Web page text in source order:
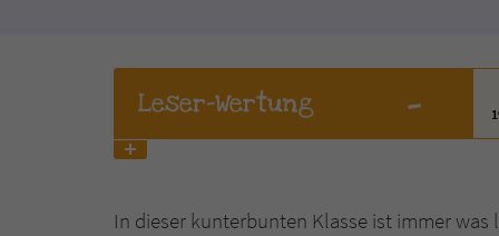
Leser-Wertung -
In dieser kunterbunten Klasse ist immer